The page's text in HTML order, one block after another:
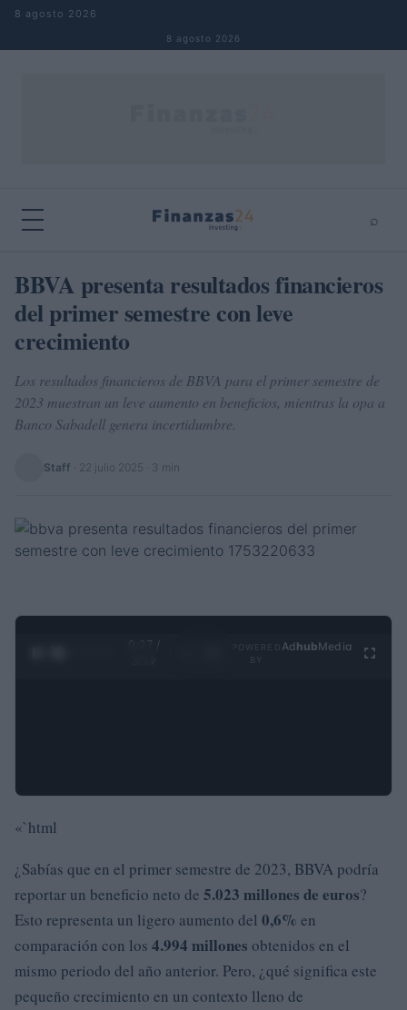
Saltar al contenido
8 agosto 2026
8 agosto 2026
⌕
Buscar ⌕ ×
BBVA presenta resultados financieros
del primer semestre con leve
crecimiento
Los resultados financieros de BBVA para el primer semestre de
2023 muestran un leve aumento en beneficios, mientras la opa a
Banco Sabadell genera incertidumbre.
Staff 22 julio 2025 · 3 min
0:28 /
Ad hubMedia
«`html
¿Sabías que en el primer semestre de 2023, BBVA podría
reportar un beneficio neto de 5.023 millones de euros?
Esto representa un ligero aumento del 0,6% en
comparación con los 4.994 millones obtenidos en el
mismo periodo del año anterior. Pero, ¿qué significa este
pequeño crecimiento en un contexto lleno de